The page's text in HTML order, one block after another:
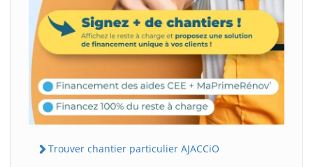
Trouver chantier particulier AJACCiO